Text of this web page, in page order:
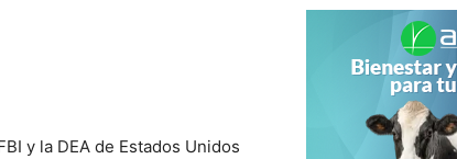
y la DEA de Estados Unidos